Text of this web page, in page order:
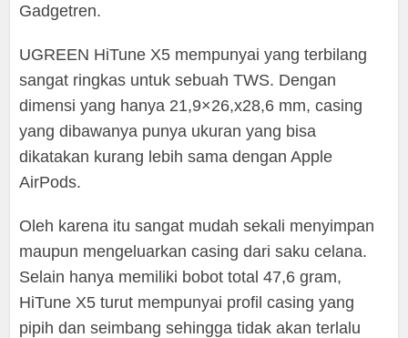
Gadgetren.
UGREEN HiTune X5 mempunyai yang terbilang
sangat ringkas untuk sebuah TWS. Dengan
dimensi yang hanya 21,9×26,x28,6 mm, casing
yang dibawanya punya ukuran yang bisa
dikatakan kurang lebih sama dengan Apple
AirPods.
Oleh karena itu sangat mudah sekali menyimpan
maupun mengeluarkan casing dari saku celana.
Selain hanya memiliki bobot total 47,6 gram,
HiTune X5 turut mempunyai profil casing yang
pipih dan seimbang sehingga tidak akan terlalu